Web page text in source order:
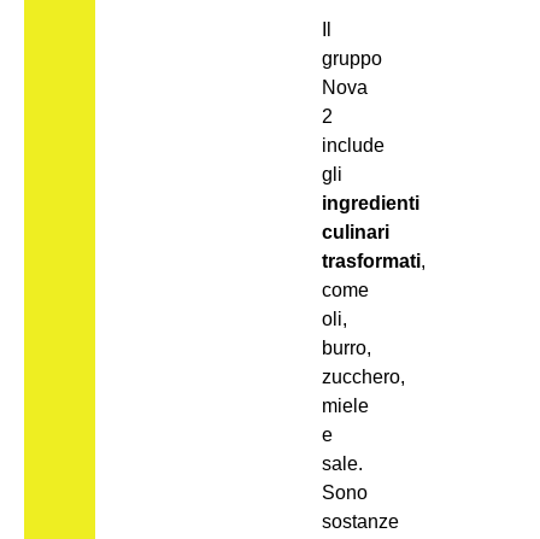
gruppo
Nova
2
include
gli
ingredienti
culinari
trasformati,
come
oli,
burro,
zucchero,
miele
e
sale.
Sono
sostanze